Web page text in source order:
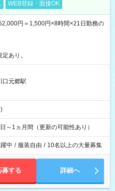
WEB登録・面接OK
円＝1,500円×8時間×21日勤務の
あり。
口元郷駅
～1ヵ月間（更新の可能性あり）
中 / 服装自由 / 10名以上の大量募集
募する 詳細へ